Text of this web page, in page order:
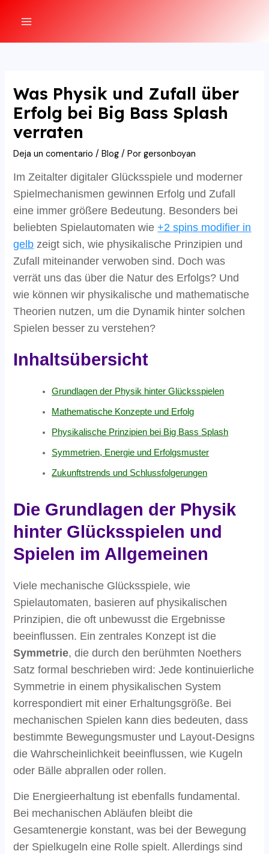
Was Physik und Zufall über
Erfolg bei Big Bass Splash
verraten
Deja un comentario /Blog / Porgersonboyan
Im Zeitalter digitaler Glücksspiele und moderner
Spielmechanismen gewinnen Erfolg und Zufall
eine immer größere Bedeutung. Besonders bei
beliebten Spielautomaten wie+2 spins modifier in
gelb zeigt sich, wie physikalische Prinzipien und
Zufall miteinander verwoben sind. Doch was
verrät uns das über die Natur des Erfolgs? Und
wie können wir physikalische und mathematische
Theorien nutzen, um die Dynamik hinter solchen
Spielen besser zu verstehen?
Inhaltsübersicht
Grundlagen der Physik hinter Glücksspielen
Mathematische Konzepte und Erfolg
Physikalische Prinzipien bei Big Bass Splash
Symmetrien, Energie und Erfolgsmuster
Zukunftstrends und Schlussfolgerungen
Die Grundlagen der Physik
hinter Glücksspielen und
Spielen im Allgemeinen
Viele mechanische Glücksspiele, wie
Spielautomaten, basieren auf physikalischen
Prinzipien, die oft unbewusst die Ergebnisse
beeinflussen. Ein zentrales Konzept ist die
Symmetrie, die durch den berühmten Noethers
Satz formal beschrieben wird: Jede kontinuierliche
Symmetrie in einem physikalischen System
korrespondiert mit einer Erhaltungsgröße. Bei
mechanischen Spielen kann dies bedeuten, dass
bestimmte Bewegungsmuster und Layout-Designs
die Wahrscheinlichkeit beeinflussen, wie Kugeln
oder Bälle abprallen oder rollen.
Die Energieerhaltung ist ebenfalls fundamental.
Bei mechanischen Abläufen bleibt die
Gesamtenergie konstant, was bei der Bewegung
der Spielkugeln eine Rolle spielt. Allerdings sind